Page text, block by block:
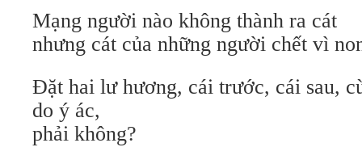
Mạng người nào không thành ra cát
nhưng cát của những người chết vì
Đặt hai lư hương, cái trước, cái sau,
do ý ác,
phải không?